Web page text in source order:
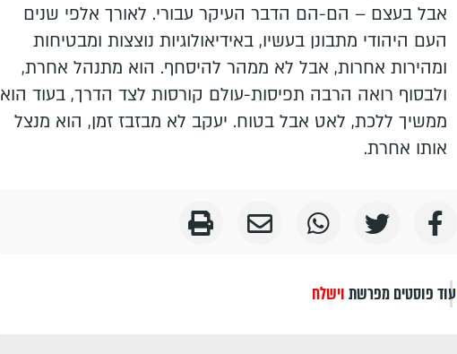
אבל בעצם – הם-הם הדבר העיקר עבורי. לאורך אלפי שנים
העם היהודי מתבונן בעשיו, באידיאולוגיות נוצצות ומבטיחות
ומהירות אחרות, אבל לא ממהר להיסחף. הוא מתנהל אחרת,
ולבסוף רואה הרבה תפיסות-עולם קורסות לצד הדרך, בעוד הוא
ממשיך ללכת, לאט אבל בטוח. יעקב לא מבזבז זמן, הוא מנצל
אותו אחרת.
עוד פוסטים מפרשתוישלח